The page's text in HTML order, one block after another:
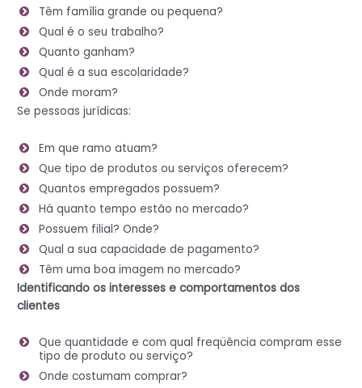
Têm família grande ou pequena?
Qual é o seu trabalho?
Quanto ganham?
Qual é a sua escolaridade?
Onde moram?
Se pessoas jurídicas:
Em que ramo atuam?
Que tipo de produtos ou serviços oferecem?
Quantos empregados possuem?
Há quanto tempo estão no mercado?
Possuem filial? Onde?
Qual a sua capacidade de pagamento?
Têm uma boa imagem no mercado?
Identificando os interesses e comportamentos dos
clientes
Que quantidade e com qual freqüência compram esse
tipo de produto ou serviço?
Onde costumam comprar?